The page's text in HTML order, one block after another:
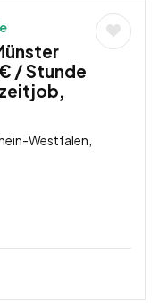
/ Stunde
Westfalen,